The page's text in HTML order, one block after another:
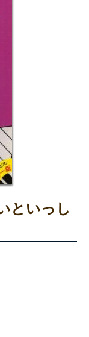
といっし